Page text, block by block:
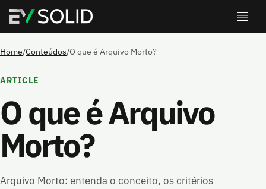
Home/Conteúdos/O que é Arquivo Morto?
ARTICLE
O que é Arquivo
Morto?
Arquivo Morto: entenda o conceito, os critérios